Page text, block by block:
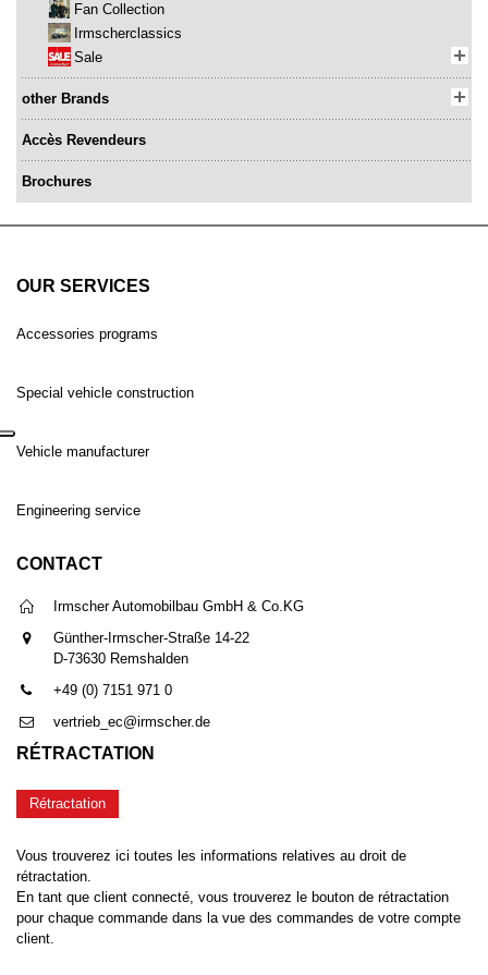
Fan Collection
Irmscherclassics
Sale
other Brands
Accès Revendeurs
Brochures
OUR SERVICES
Accessories programs
Special vehicle construction
Vehicle manufacturer
Engineering service
CONTACT
Irmscher Automobilbau GmbH & Co.KG
Günther-Irmscher-Straße 14-22
D-73630 Remshalden
+49 (0) 7151 971 0
vertrieb_ec@irmscher.de
RÉTRACTATION
Rétractation
Vous trouverez ici toutes les informations relatives au droit de
rétractation.
En tant que client connecté, vous trouverez le bouton de rétractation
pour chaque commande dans la vue des commandes de votre compte
client.